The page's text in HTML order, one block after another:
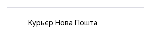
Курьер Нова Пошта